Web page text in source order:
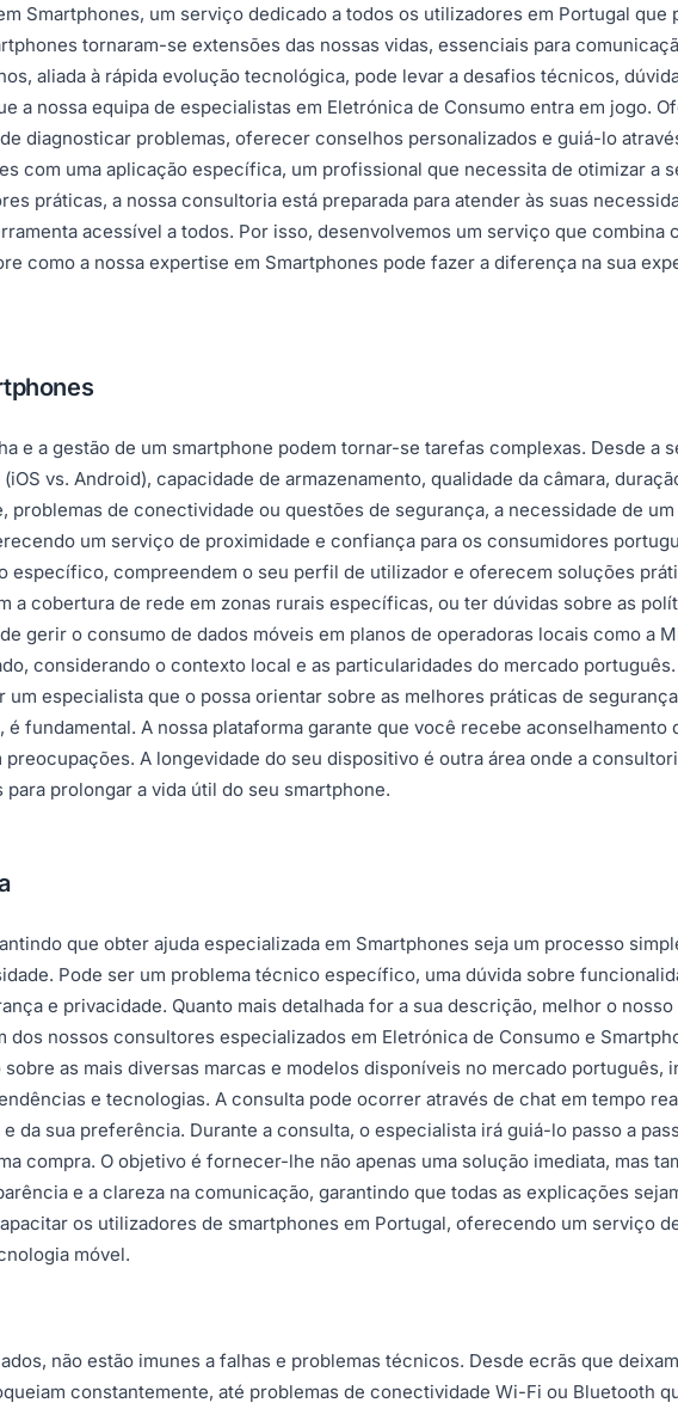
Smartphones, um serviço dedicado a todos os utilizadores em Portugal
tornaram-se extensões das nossas vidas, essenciais para
aliada à rápida evolução tecnológica, pode levar a desafios técnicos,
a nossa equipa de especialistas em Eletrónica de Consumo entra em jogo.
diagnosticar problemas, oferecer conselhos personalizados e guiá-lo
com uma aplicação específica, um profissional que necessita de otimizar a
práticas, a nossa consultoria está preparada para atender às suas
acessível a todos. Por isso, desenvolvemos um serviço que
como a nossa expertise em Smartphones pode fazer a diferença na sua
e a gestão de um smartphone podem tornar-se tarefas complexas. Desde a
vs. Android), capacidade de armazenamento, qualidade da câmara,
de conectividade ou questões de segurança, a necessidade de
um serviço de proximidade e confiança para os consumidores
compreendem o seu perfil de utilizador e oferecem soluções
cobertura de rede em zonas rurais específicas, ou ter dúvidas sobre as
gerir o consumo de dados móveis em planos de operadoras locais como a
considerando o contexto local e as particularidades do mercado
especialista que o possa orientar sobre as melhores práticas de
fundamental. A nossa plataforma garante que você recebe aconselhamento
A longevidade do seu dispositivo é outra área onde a
prolongar a vida útil do seu smartphone.
que obter ajuda especializada em Smartphones seja um processo
Pode ser um problema técnico específico, uma dúvida sobre
e privacidade. Quanto mais detalhada for a sua descrição, melhor o
nossos consultores especializados em Eletrónica de Consumo e
as mais diversas marcas e modelos disponíveis no mercado português,
e tecnologias. A consulta pode ocorrer através de chat em tempo
da sua preferência. Durante a consulta, o especialista irá guiá-lo passo a
compra. O objetivo é fornecer-lhe não apenas uma solução imediata, mas
e a clareza na comunicação, garantindo que todas as explicações
os utilizadores de smartphones em Portugal, oferecendo um serviço
móvel.
não estão imunes a falhas e problemas técnicos. Desde ecrãs que
constantemente, até problemas de conectividade Wi-Fi ou Bluetooth